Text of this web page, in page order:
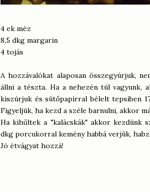
4 ek méz
8,5 dkg margarin
4 tojás
A hozzávalókat alaposan összegyúrjuk,
állni a tészta. Ha a nehezén túl vagyunk,
kiszúrjuk és sütőpapírral bélelt tepsiben
Figyeljük, ha kezd a széle barnulni, akkor
Ha kihűltek a "kalácskák" akkor kezdünk
dkg porcukorral kemény habbá verjük,
Jó étvágyat hozzá!